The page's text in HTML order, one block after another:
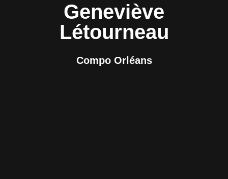
Geneviève
Létourneau
Compo Orléans